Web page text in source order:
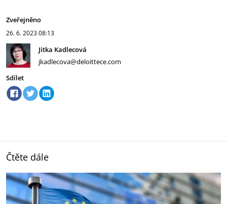
Zveřejněno
26. 6. 202308:13
Jitka Kadlecová
jkadlecova@deloittece.com
Sdílet
Čtěte dále